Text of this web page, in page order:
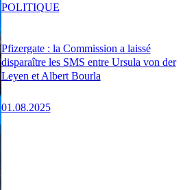
Pfizergate : la Commission a laissé
disparaître les SMS entre Ursula von der
Leyen et Albert Bourla
01.08.2025
POLITIQUE